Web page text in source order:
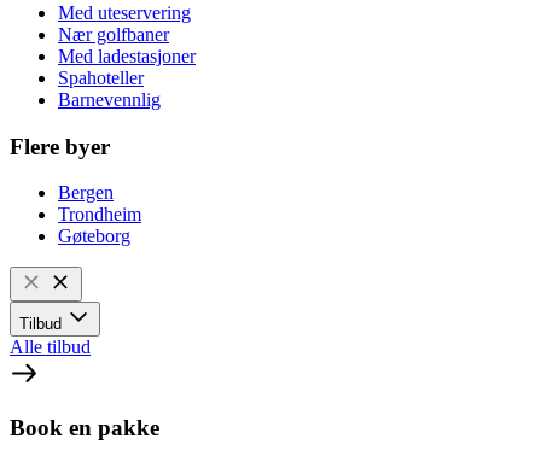
Med uteservering
Nær golfbaner
Med ladestasjoner
Spahoteller
Barnevennlig
Flere byer
Bergen
Trondheim
Gøteborg
Tilbud
Alle tilbud
Book en pakke